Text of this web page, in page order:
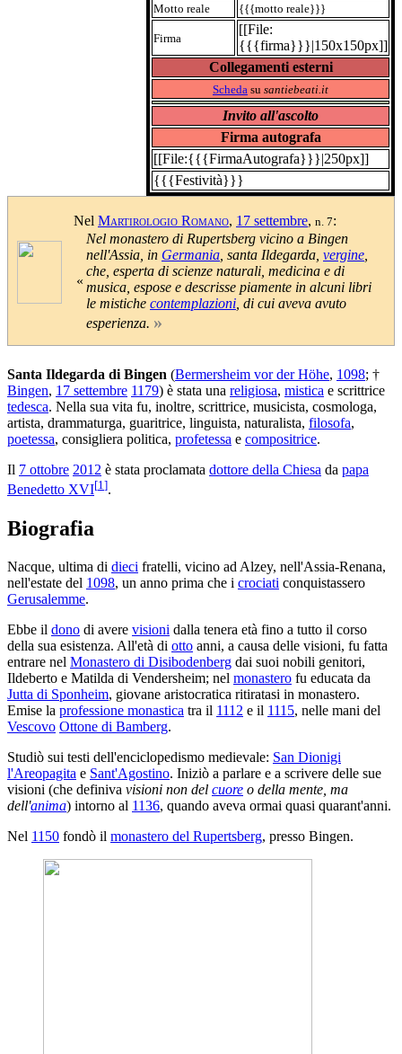
Motto reale
{{{motto reale}}}
Firma
[[File:
{{{firma}}}|150x150px]]
Collegamenti esterni
Scheda su santiebeati.it
Invito all'ascolto
Firma autografa
[[File:{{{FirmaAutografa}}}|250px]]
{{{Festività}}}
Nel Martirologio Romano, 17 settembre, n. 7:
«
Nel monastero di Rupertsberg vicino a Bingen
nell'Assia, in Germania , santa Ildegarda, vergine
che, esperta di scienze naturali, medicina e di
musica, espose e descrisse piamente in alcuni libri
le mistiche contemplazioni , di cui aveva avuto
esperienza. »
Santa Ildegarda di Bingen (Bermersheim vor der Höhe, 1098; †
Bingen, 17 settembre 1179) è stata una religiosa, mistica e scrittrice
tedesca. Nella sua vita fu, inoltre, scrittrice, musicista, cosmologa,
artista, drammaturga, guaritrice, linguista, naturalista, filosofa,
poetessa, consigliera politica, profetessa e compositrice.
Il 7 ottobre 2012 è stata proclamata dottore della Chiesa da papa
Benedetto XVI[1].
Biografia
Nacque, ultima di dieci fratelli, vicino ad Alzey, nell'Assia-Renana,
nell'estate del 1098, un anno prima che i crociati conquistassero
Gerusalemme.
Ebbe il dono di avere visioni dalla tenera età fino a tutto il corso
della sua esistenza. All'età di otto anni, a causa delle visioni, fu fatta
entrare nel Monastero di Disibodenberg dai suoi nobili genitori,
Ildeberto e Matilda di Vendersheim; nel monastero fu educata da
Jutta di Sponheim, giovane aristocratica ritiratasi in monastero.
Emise la professione monastica tra il 1112 e il 1115, nelle mani del
Vescovo Ottone di Bamberg.
Studiò sui testi dell'enciclopedismo medievale: San Dionigi
l'Areopagita e Sant'Agostino. Iniziò a parlare e a scrivere delle sue
visioni (che definiva visioni non del cuore o della mente, ma
dell'anima) intorno al 1136, quando aveva ormai quasi quarant'anni.
Nel 1150 fondò il monastero del Rupertsberg, presso Bingen.